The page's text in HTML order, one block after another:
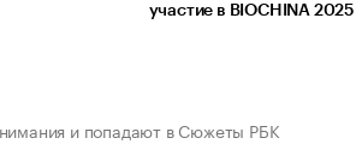
участие в BIOCHINA 2025
и попадают в Сюжеты РБК